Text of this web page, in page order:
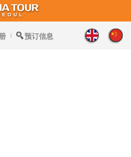
预订信息